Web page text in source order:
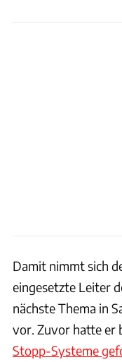
Damit nimmt sich
eingesetzte Leiter
nächste Thema in
vor. Zuvor hatte er
Stopp-Systeme